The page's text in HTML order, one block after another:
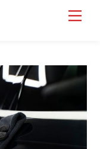
Menu